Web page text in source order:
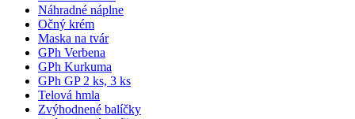
Náhradné náplne
Očný krém
Maska na tvár
GPh Verbena
GPh Kurkuma
GPh GP 2 ks, 3 ks
Telová hmla
Zvýhodnené balíčky